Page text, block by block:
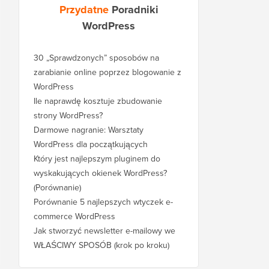
Przydatne Poradniki
WordPress
30 „Sprawdzonych” sposobów na
zarabianie online poprzez blogowanie z
WordPress
Ile naprawdę kosztuje zbudowanie
strony WordPress?
Darmowe nagranie: Warsztaty
WordPress dla początkujących
Który jest najlepszym pluginem do
wyskakujących okienek WordPress?
(Porównanie)
Porównanie 5 najlepszych wtyczek e-
commerce WordPress
Jak stworzyć newsletter e-mailowy we
WŁAŚCIWY SPOSÓB (krok po kroku)